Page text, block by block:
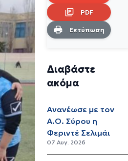
PDF
Εκτύπωση
Διαβάστε
ακόμα
Ανανέωσε με τον
Α.Ο. Σύρου η
Φεριντέ Σελιμάι
07 Αυγ. 2026